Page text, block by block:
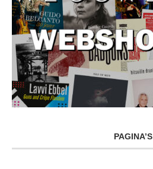
PAGINA’S